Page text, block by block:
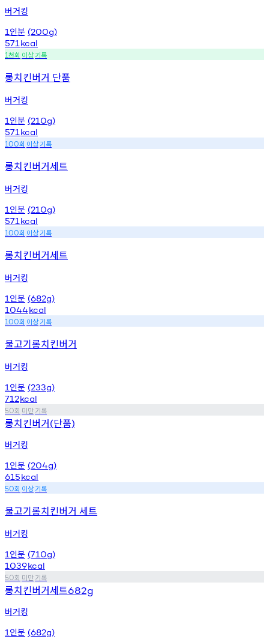
버거킹
1 인분 (200g)
571 kcal
1천회 이상기록
롱치킨버거 단품
버거킹
1 인분 (210g)
571 kcal
100회 이상기록
롱치킨버거세트
버거킹
1 인분 (210g)
571 kcal
100회 이상기록
롱치킨버거세트
버거킹
1 인분 (682g)
1044kcal
100회 이상기록
불고기롱치킨버거
버거킹
1 인분 (233g)
712kcal
50회 미만기록
롱치킨버거(단품)
버거킹
1 인분 (204g)
615kcal
50회 이상기록
불고기롱치킨버거 세트
버거킹
1 인분 (710g)
1039kcal
50회 미만기록
롱치킨버거세트682g
버거킹
1 인분 (682g)